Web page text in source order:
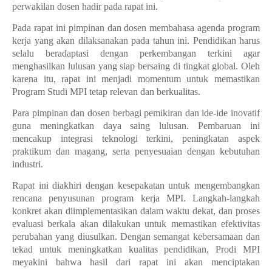
perwakilan dosen hadir pada rapat ini.
Pada rapat ini pimpinan dan dosen membahasa agenda program
kerja yang akan dilaksanakan pada tahun ini. Pendidikan harus
selalu beradaptasi dengan perkembangan terkini agar
menghasilkan lulusan yang siap bersaing di tingkat global. Oleh
karena itu, rapat ini menjadi momentum untuk memastikan
Program Studi MPI tetap relevan dan berkualitas.
Para pimpinan dan dosen berbagi pemikiran dan ide-ide inovatif
guna meningkatkan daya saing lulusan. Pembaruan ini
mencakup integrasi teknologi terkini, peningkatan aspek
praktikum dan magang, serta penyesuaian dengan kebutuhan
industri.
Rapat ini diakhiri dengan kesepakatan untuk mengembangkan
rencana penyusunan program kerja MPI. Langkah-langkah
konkret akan diimplementasikan dalam waktu dekat, dan proses
evaluasi berkala akan dilakukan untuk memastikan efektivitas
perubahan yang diusulkan. Dengan semangat kebersamaan dan
tekad untuk meningkatkan kualitas pendidikan, Prodi MPI
meyakini bahwa hasil dari rapat ini akan menciptakan